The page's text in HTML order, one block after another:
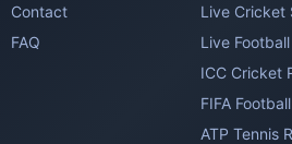
Contact
FAQ
Live Cricket
Live
ICC Cricket
FIFA
ATP Tennis